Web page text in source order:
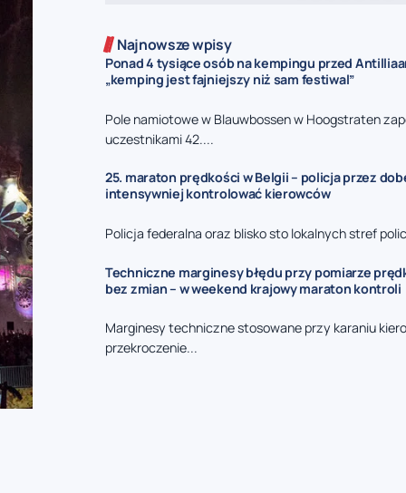
Najnowsze wpisy
Ponad 4 tysiące osób na kempingu przed
„kemping jest fajniejszy niż sam festiwal”
Pole namiotowe w Blauwbossen w Hoogstraten
uczestnikami 42....
25. maraton prędkości w Belgii – policja przez
intensywniej kontrolować kierowców
Policja federalna oraz blisko sto lokalnych stref
Techniczne marginesy błędu przy pomiarze
bez zmian – w weekend krajowy maraton kontroli
Marginesy techniczne stosowane przy karaniu
przekroczenie...